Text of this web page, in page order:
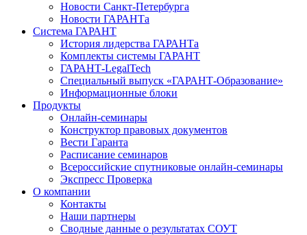
Новости Санкт-Петербурга
Новости ГАРАНТа
Система ГАРАНТ
История лидерства ГАРАНТа
Комплекты системы ГАРАНТ
ГАРАНТ-LegalTech
Специальный выпуск «ГАРАНТ-Образование»
Информационные блоки
Продукты
Онлайн-семинары
Конструктор правовых документов
Вести Гаранта
Расписание семинаров
Всероссийские спутниковые онлайн-семинары
Экспресс Проверка
О компании
Контакты
Наши партнеры
Сводные данные о результатах СОУТ